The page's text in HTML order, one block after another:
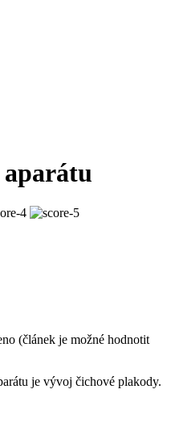
(článek je možné hodnotit
je vývoj čichové plakody.